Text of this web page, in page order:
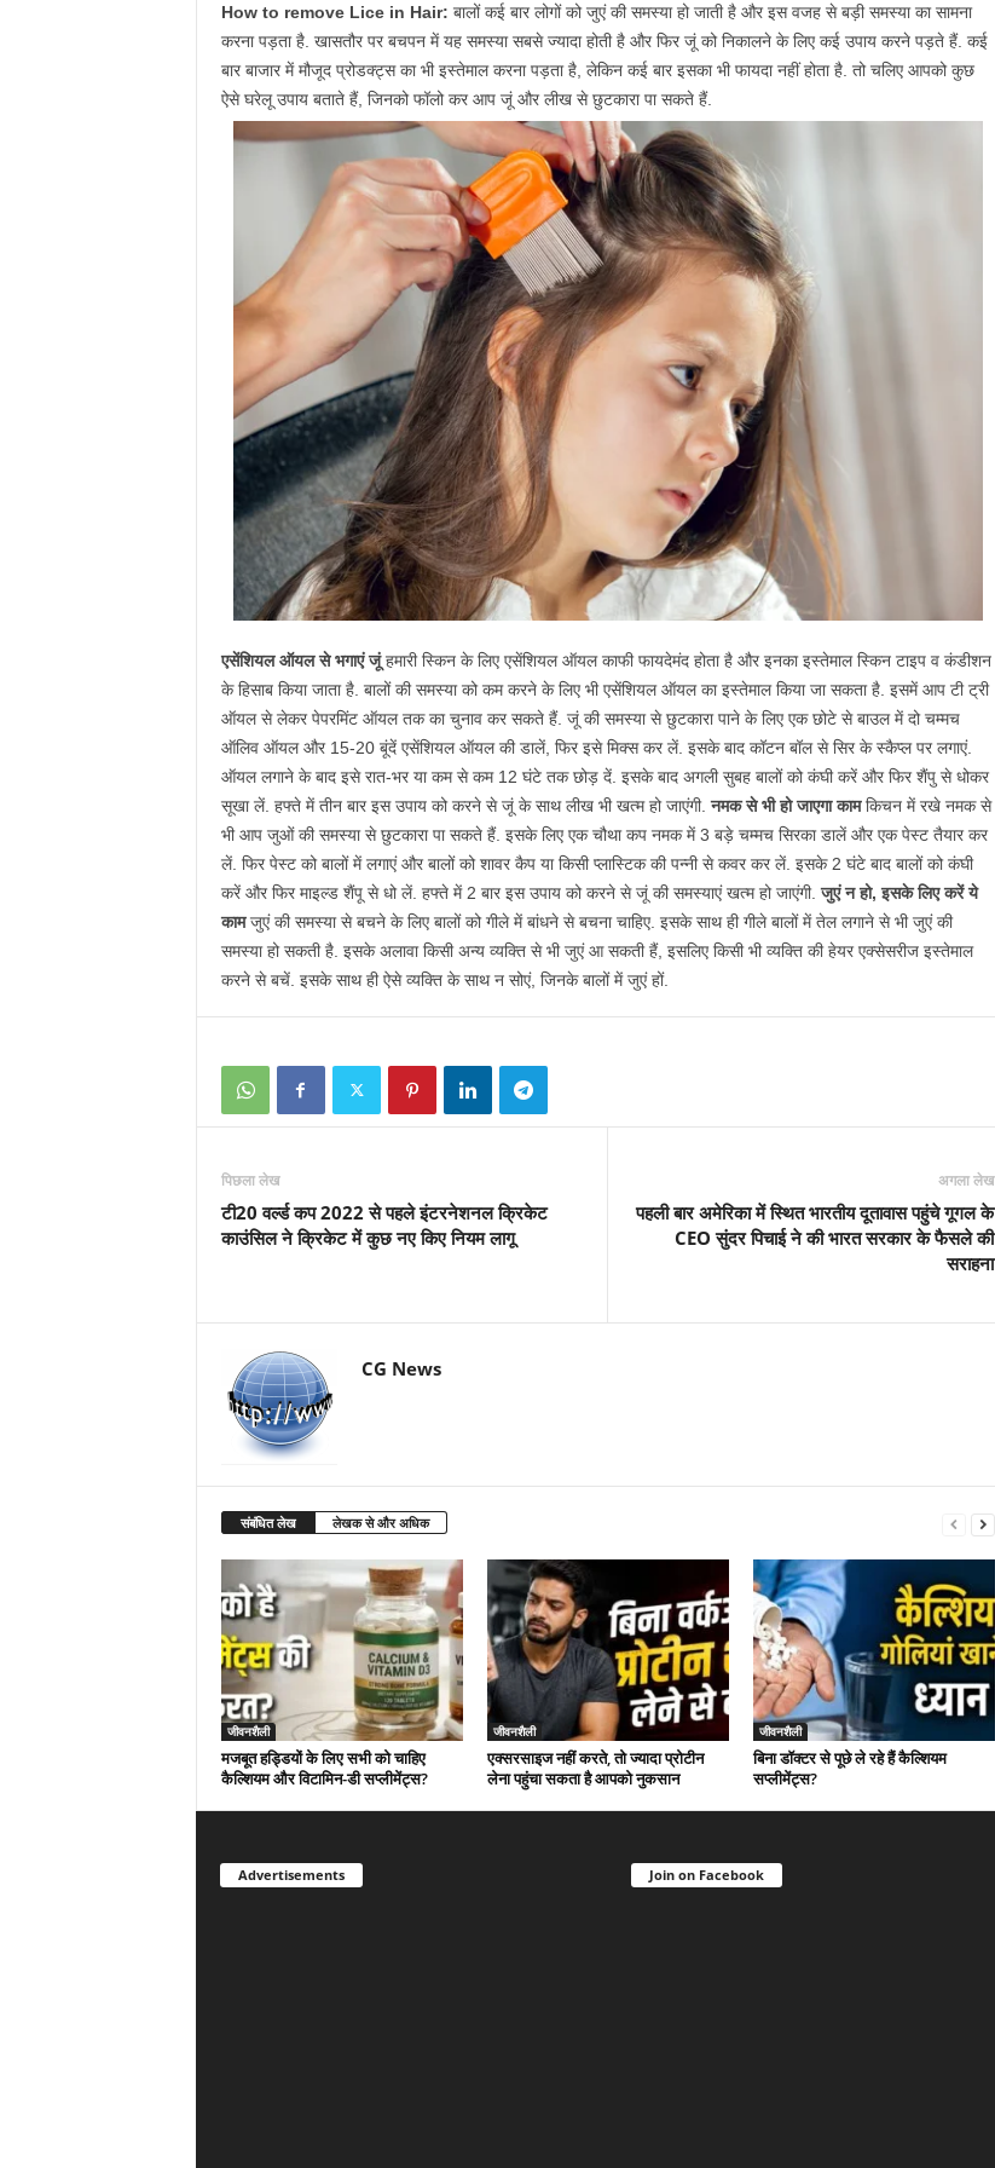
How to remove Lice in Hair: बालों कई बार लोगों को जुएं की समस्या हो जाती है और इस वजह से बड़ी समस्या का सामना
करना पड़ता है. खासतौर पर बचपन में यह समस्या सबसे ज्यादा होती है और फिर जूं को निकालने के लिए कई उपाय करने पड़ते हैं. कई
बार बाजार में मौजूद प्रोडक्ट्स का भी इस्तेमाल करना पड़ता है, लेकिन कई बार इसका भी फायदा नहीं होता है. तो चलिए आपको कुछ
ऐसे घरेलू उपाय बताते हैं, जिनको फॉलो कर आप जूं और लीख से छुटकारा पा सकते हैं.
एसेंशियल ऑयल से भगाएं जूंहमारी स्किन के लिए एसेंशियल ऑयल काफी फायदेमंद होता है और इनका इस्तेमाल स्किन टाइप व कंडीशन
के हिसाब किया जाता है. बालों की समस्या को कम करने के लिए भी एसेंशियल ऑयल का इस्तेमाल किया जा सकता है. इसमें आप टी ट्री
ऑयल से लेकर पेपरमिंट ऑयल तक का चुनाव कर सकते हैं. जूं की समस्या से छुटकारा पाने के लिए एक छोटे से बाउल में दो चम्मच
ऑलिव ऑयल और 15-20 बूंदें एसेंशियल ऑयल की डालें, फिर इसे मिक्स कर लें. इसके बाद कॉटन बॉल से सिर के स्कैप्ल पर लगाएं.
ऑयल लगाने के बाद इसे रात-भर या कम से कम 12 घंटे तक छोड़ दें. इसके बाद अगली सुबह बालों को कंघी करें और फिर शैंपु से धोकर
सूखा लें. हफ्ते में तीन बार इस उपाय को करने से जूं के साथ लीख भी खत्म हो जाएंगी.नमक से भी हो जाएगा कामकिचन में रखे नमक से
भी आप जुओं की समस्या से छुटकारा पा सकते हैं. इसके लिए एक चौथा कप नमक में 3 बड़े चम्मच सिरका डालें और एक पेस्ट तैयार कर
लें. फिर पेस्ट को बालों में लगाएं और बालों को शावर कैप या किसी प्लास्टिक की पन्नी से कवर कर लें. इसके 2 घंटे बाद बालों को कंघी
करें और फिर माइल्ड शैंपू से धो लें. हफ्ते में 2 बार इस उपाय को करने से जूं की समस्याएं खत्म हो जाएंगी.जुएं न हो, इसके लिए करें ये
कामजुएं की समस्या से बचने के लिए बालों को गीले में बांधने से बचना चाहिए. इसके साथ ही गीले बालों में तेल लगाने से भी जुएं की
समस्या हो सकती है. इसके अलावा किसी अन्य व्यक्ति से भी जुएं आ सकती हैं, इसलिए किसी भी व्यक्ति की हेयर एक्सेसरीज इस्तेमाल
करने से बचें. इसके साथ ही ऐसे व्यक्ति के साथ न सोएं, जिनके बालों में जुएं हों.
पिछला लेख
टी20 वर्ल्ड कप 2022 से पहले इंटरनेशनल क्रिकेट
काउंसिल ने क्रिकेट में कुछ नए किए नियम लागू
अगला लेख
पहली बार अमेरिका में स्थित भारतीय दूतावास पहुंचे गूगल के
CEO सुंदर पिचाई ने की भारत सरकार के फैसले की
सराहना
CG News
संबंधित लेख लेखक से और अधिक
जीवनशैली
मजबूत हड्डियों के लिए सभी को चाहिए
कैल्शियम और विटामिन-डी सप्लीमेंट्स?
जीवनशैली
एक्सरसाइज नहीं करते, तो ज्यादा प्रोटीन
लेना पहुंचा सकता है आपको नुकसान
जीवनशैली
बिना डॉक्टर से पूछे ले रहे हैं कैल्शियम
सप्लीमेंट्स?
Advertisements Join on Facebook